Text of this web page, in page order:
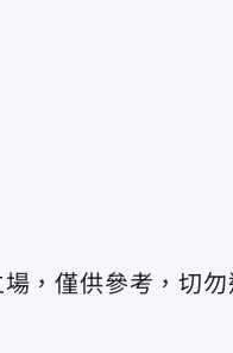
，僅供參考，切勿